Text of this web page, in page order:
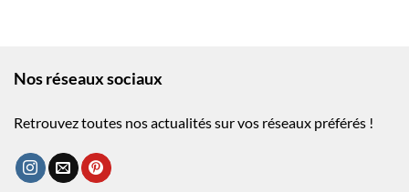
Nos réseaux sociaux
Retrouvez toutes nos actualités sur vos réseaux préférés !